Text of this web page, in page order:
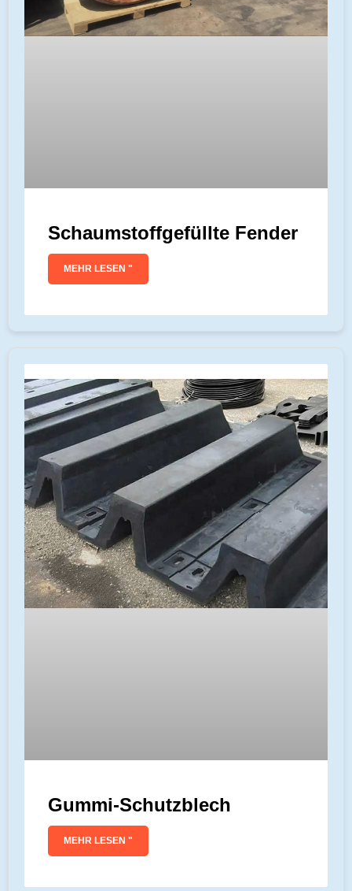
Schaumstoffgefüllte Fender
MEHR LESEN "
Gummi-Schutzblech
MEHR LESEN "